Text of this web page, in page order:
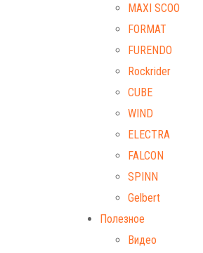
MAXI SCOO
FORMAT
FURENDO
Rockrider
CUBE
WIND
ELECTRA
FALCON
SPINN
Gelbert
Полезное
Видео